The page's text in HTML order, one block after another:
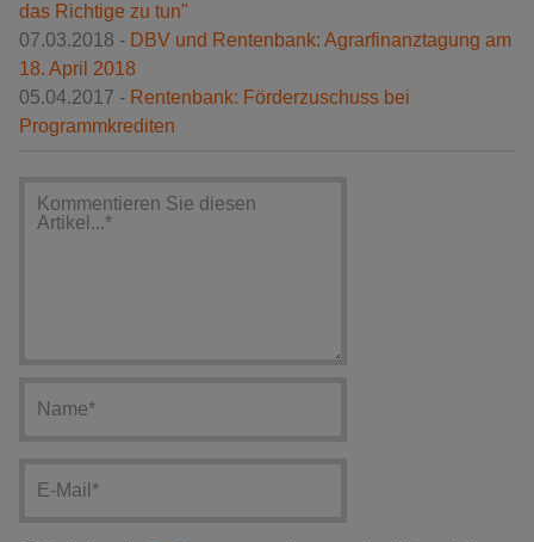
das Richtige zu tun"
07.03.2018 - DBV und Rentenbank: Agrarfinanztagung am
18. April 2018
05.04.2017 - Rentenbank: Förderzuschuss bei
Programmkrediten